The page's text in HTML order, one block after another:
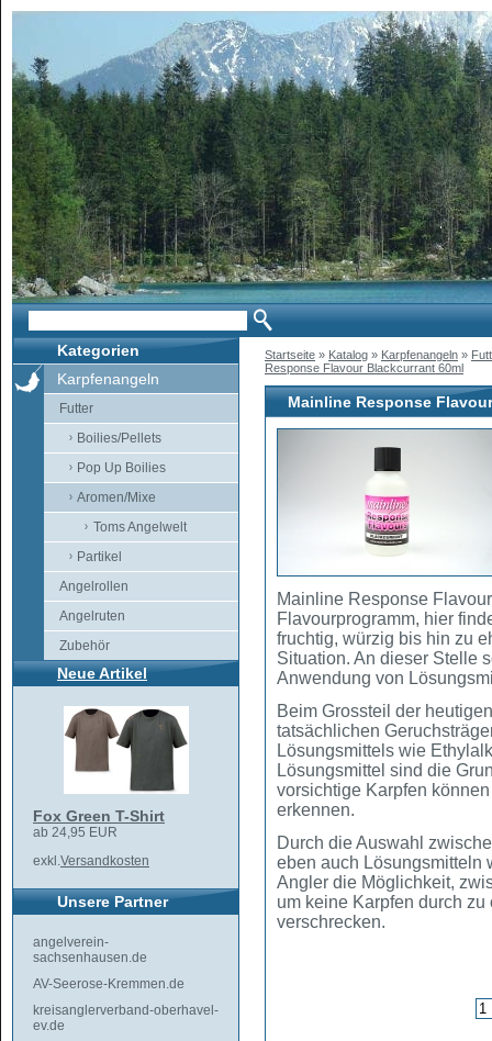
Kategorien
Karpfenangeln
Futter
Boilies/Pellets
Pop Up Boilies
Aromen/Mixe
Toms Angelwelt
Partikel
Angelrollen
Angelruten
Zubehör
Neue Artikel
Fox Green T-Shirt
ab 24,95 EUR
exkl.Versandkosten
Unsere Partner
angelverein-
sachsenhausen.de
AV-Seerose-Kremmen.de
kreisanglerverband-oberhavel-
ev.de
Startseite » Katalog » Karpfenangeln »
Response Flavour Blackcurrant 60ml
Mainline Response
Mainline Response
Flavourprogramm, hier
fruchtig, würzig bis hin zu
Situation. An dieser Stelle
Anwendung von
Beim Grossteil der
tatsächlichen
Lösungsmittels wie
Lösungsmittel sind die
vorsichtige Karpfen
erkennen.
Durch die Auswahl
eben auch Lösungsmitteln
Angler die Möglichkeit,
um keine Karpfen durch
verschrecken.